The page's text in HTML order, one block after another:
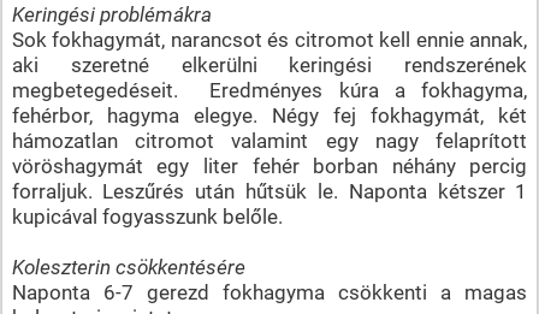
Keringési problémákra
Sok fokhagymát, narancsot és citromot kell ennie annak,
aki szeretné elkerülni keringési rendszerének
megbetegedéseit. Eredményes kúra a fokhagyma,
fehérbor, hagyma elegye. Négy fej fokhagymát, két
hámozatlan citromot valamint egy nagy felaprított
vöröshagymát egy liter fehér borban néhány percig
forraljuk. Leszűrés után hűtsük le. Naponta kétszer 1
kupicával fogyasszunk belőle.
Koleszterin csökkentésére
Naponta 6-7 gerezd fokhagyma csökkenti a magas